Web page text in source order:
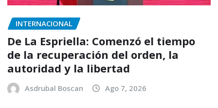
INTERNACIONAL
De La Espriella: Comenzó el tiempo
de la recuperación del orden, la
autoridad y la libertad
Asdrubal Boscan Ago 7, 2026